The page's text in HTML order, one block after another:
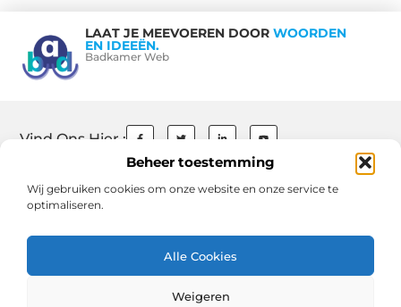
Beheer toestemming
Wij gebruiken cookies om onze website en onze service te
optimaliseren.
Alle Cookies
Weigeren
LAAT JE MEEVOEREN DOOR WOORDEN
EN IDEEËN.
Badkamer Web
Vind Ons Hier :
Website index Cookiebeleid (EU)
Goede Backlinks: De Sleutel tot Succesvolle SEO en Hogere Rankings
Geld Verdienen via Internet: Jouw Gids naar Online Inkomen en Vrijheid